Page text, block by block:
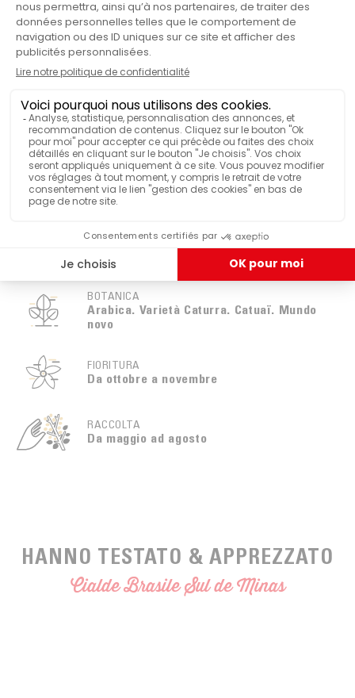
PAESE D'ORIGINE
Confezionato sottovuoto
REGIONE
Minas Gerais
ALTITUDINE
700 m -1200 m
BOTANICA
Arabica. Varietà Caturra. Catuaï. Mundo
novo
FIORITURA
Da ottobre a novembre
RACCOLTA
Da maggio ad agosto
HANNO TESTATO & APPREZZATO
Cialde Brasile Sul de Minas